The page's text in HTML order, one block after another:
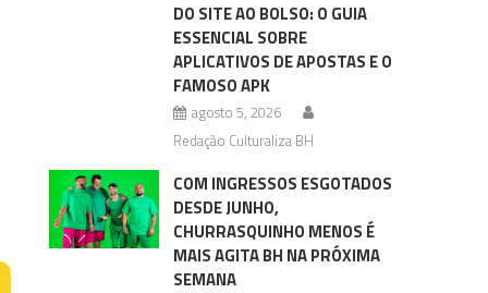
DO SITE AO BOLSO: O GUIA
ESSENCIAL SOBRE
APLICATIVOS DE APOSTAS E O
FAMOSO APK
agosto 5, 2026
Redação Culturaliza BH
COM INGRESSOS ESGOTADOS
DESDE JUNHO,
CHURRASQUINHO MENOS É
MAIS AGITA BH NA PRÓXIMA
SEMANA